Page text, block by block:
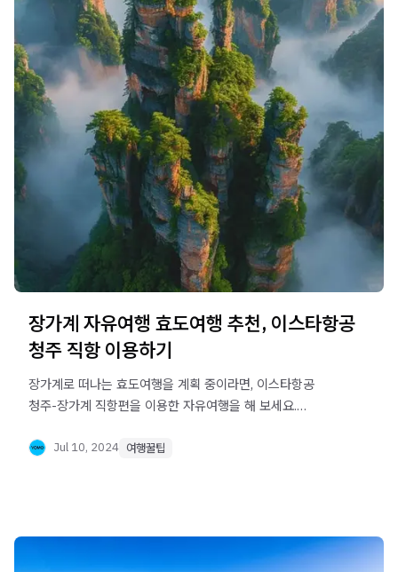
장가계 자유여행 효도여행 추천, 이스타항공
청주 직항 이용하기
장가계로 떠나는 효도여행을 계획 중이라면, 이스타항공
청주-장가계 직항편을 이용한 자유여행을 해 보세요.
거리와 편리한 이동 수단을 통해 온 가족이 함께 즐길 수 있는
Jul 10, 2024 여행꿀팁